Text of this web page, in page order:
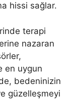
hissi sağlar.
terapi
nazaran
en uygun
bedeninizin
güzelleşmeyi